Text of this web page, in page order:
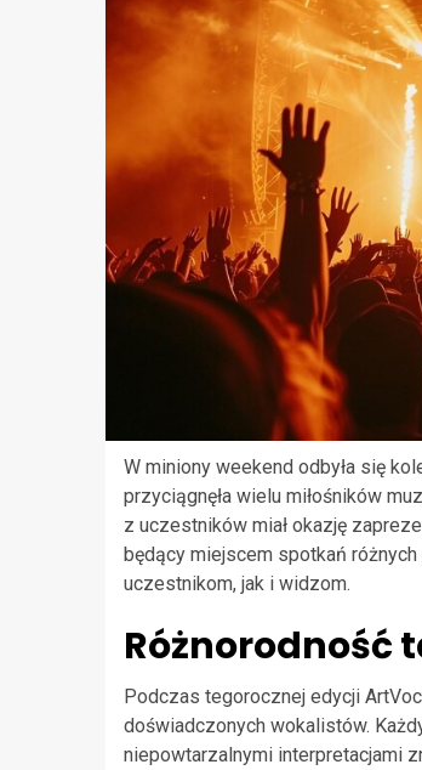
W miniony weekend odbyła się
przyciągnęła wielu miłośników
z uczestników miał okazję
będący miejscem spotkań
uczestnikom, jak i widzom.
Różnorodność
Podczas tegorocznej edycji
doświadczonych wokalistów.
niepowtarzalnymi interpretacjami